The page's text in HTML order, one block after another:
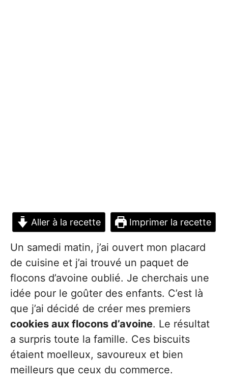
Aller à la recette Imprimer la recette
Un samedi matin, j’ai ouvert mon placard
de cuisine et j’ai trouvé un paquet de
flocons d’avoine oublié. Je cherchais une
idée pour le goûter des enfants. C’est là
que j’ai décidé de créer mes premiers
cookies aux flocons d’avoine. Le résultat
a surpris toute la famille. Ces biscuits
étaient moelleux, savoureux et bien
meilleurs que ceux du commerce.